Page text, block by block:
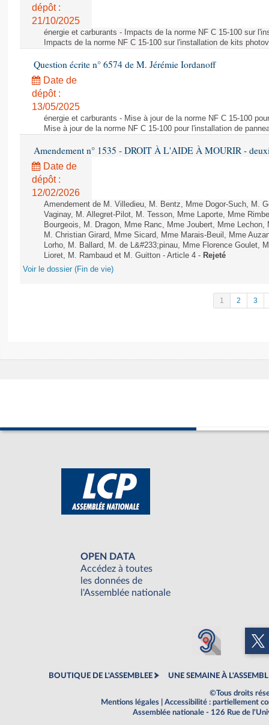
dépôt :
21/10/2025
énergie et carburants - Impacts de la norme NF C 15-100 sur
Impacts de la norme NF C 15-100 sur l'installation de kits
Question écrite n° 6574 de M. Jérémie Iordanoff
Date de
dépôt :
13/05/2025
énergie et carburants - Mise à jour de la norme NF C 15-100
Mise à jour de la norme NF C 15-100 pour l'installation de
Amendement n° 1535 - DROIT À L'AIDE À MOURIR -
Date de
dépôt :
12/02/2026
Amendement de M. Villedieu, M. Bentz, Mme Dogor-Such, M.
Vaginay, M. Allegret-Pilot, M. Tesson, Mme Laporte, Mme
Bourgeois, M. Dragon, Mme Ranc, Mme Joubert, Mme
M. Christian Girard, Mme Sicard, Mme Marais-Beuil, Mme
Lorho, M. Ballard, M. de L&#233;pinau, Mme Florence Goulet,
Lioret, M. Rambaud et M. Guitton - Article 4 - Rejeté
Voir le dossier (Fin de vie)
1 2 3
OPEN DATA
Accédez à toutes
les données de
l'Assemblée nationale
BOUTIQUE DE L'ASSEMBLEE UNE SEMAINE À
©Tous droits
Mentions légales
Accessibilité : partiellement
Assemblée nationale - 126 Rue de